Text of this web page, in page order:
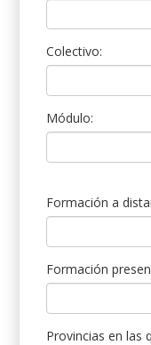
Colectivo:
Módulo:
Formación a
Formación
Provincias en las